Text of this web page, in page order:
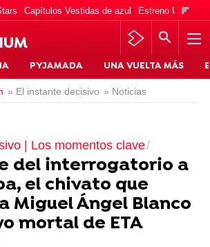
Capítulos Vestidas de azul Estreno Una
PYJAMADA UNA VUELTA MÁS
» El instante decisivo » Noticias
| Los momentos clave
del interrogatorio a
el chivato que
Miguel Ángel Blanco
mortal de ETA